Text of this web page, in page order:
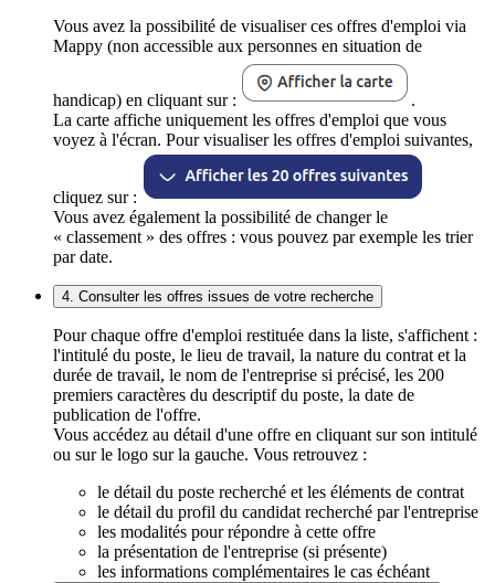
Vous avez la possibilité de visualiser ces offres d'emploi via
Mappy (non accessible aux personnes en situation de
handicap) en cliquant sur :
.
La carte affiche uniquement les offres d'emploi que vous
voyez à l'écran. Pour visualiser les offres d'emploi suivantes,
cliquez sur :
Vous avez également la possibilité de changer le
« classement » des offres : vous pouvez par exemple les trier
par date.
4. Consulter les offres issues de votre recherche
Pour chaque offre d'emploi restituée dans la liste, s'affichent :
l'intitulé du poste, le lieu de travail, la nature du contrat et la
durée de travail, le nom de l'entreprise si précisé, les 200
premiers caractères du descriptif du poste, la date de
publication de l'offre.
Vous accédez au détail d'une offre en cliquant sur son intitulé
ou sur le logo sur la gauche. Vous retrouvez :
le détail du poste recherché et les éléments de contrat
le détail du profil du candidat recherché par l'entreprise
les modalités pour répondre à cette offre
la présentation de l'entreprise (si présente)
les informations complémentaires le cas échéant